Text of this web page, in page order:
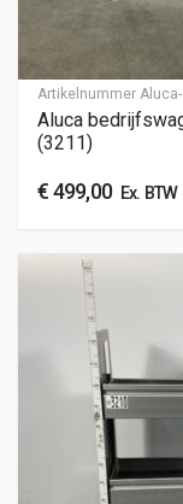
Artikelnummer Aluca-
Aluca
(3211)
€499,00Ex. BTW